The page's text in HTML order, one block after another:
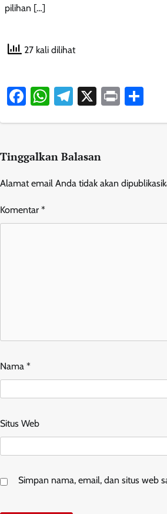
pilihan […]
27 kali dilihat
Facebook
WhatsApp
Telegram
X Print
Tinggalkan Balasan
Alamat email Anda tidak akan
Komentar *
Nama *
Situs Web
Simpan nama, email, dan situs web